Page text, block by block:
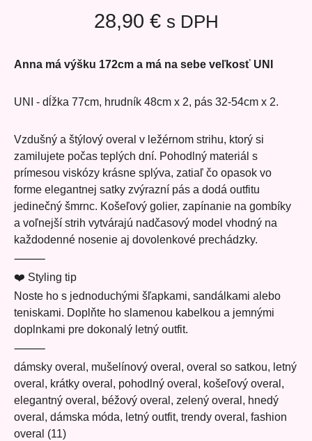
28,90 € s DPH
Anna má výšku 172cm a má na sebe veľkosť UNI
UNI - dĺžka 77cm, hrudník 48cm x 2, pás 32-54cm x 2.
Vzdušný a štýlový overal v ležérnom strihu, ktorý si
zamilujete počas teplých dní. Pohodlný materiál s
prímesou viskózy krásne splýva, zatiaľ čo opasok vo
forme elegantnej satky zvýrazní pás a dodá outfitu
jedinečný šmrnc. Košeľový golier, zapínanie na gombíky
a voľnejší strih vytvárajú nadčasový model vhodný na
každodenné nosenie aj dovolenkové prechádzky.
⸻
❤️ Styling tip
Noste ho s jednoduchými šľapkami, sandálkami alebo
teniskami. Doplňte ho slamenou kabelkou a jemnými
doplnkami pre dokonalý letný outfit.
⸻
dámsky overal, mušelínový overal, overal so satkou, letný
overal, krátky overal, pohodlný overal, košeľový overal,
elegantný overal, béžový overal, zelený overal, hnedý
overal, dámska móda, letný outfit, trendy overal, fashion
overal (11)